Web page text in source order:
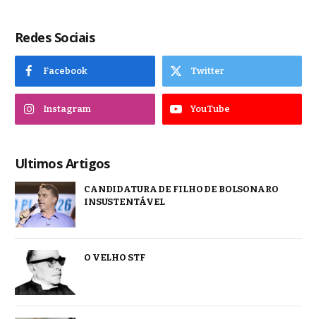
Redes Sociais
Facebook Twitter
Instagram YouTube
Ultimos Artigos
CANDIDATURA DE FILHO DE BOLSONARO
INSUSTENTÁVEL
O VELHO STF